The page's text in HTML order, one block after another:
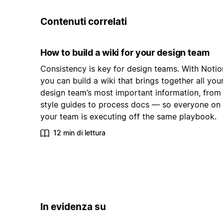
Contenuti correlati
How to build a wiki for your design team
Consistency is key for design teams. With
you can build a wiki that brings together all
design team’s most important information, from
style guides to process docs — so everyone on
your team is executing off the same playbook.
12 min di lettura
In evidenza su